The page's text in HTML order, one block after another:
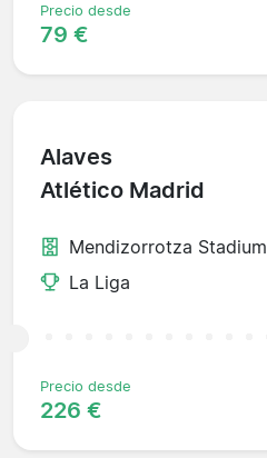
Precio desde
79 €
Alaves
Atlético Madrid
Mendizorrotza Stadium
La Liga
Precio desde
226 €